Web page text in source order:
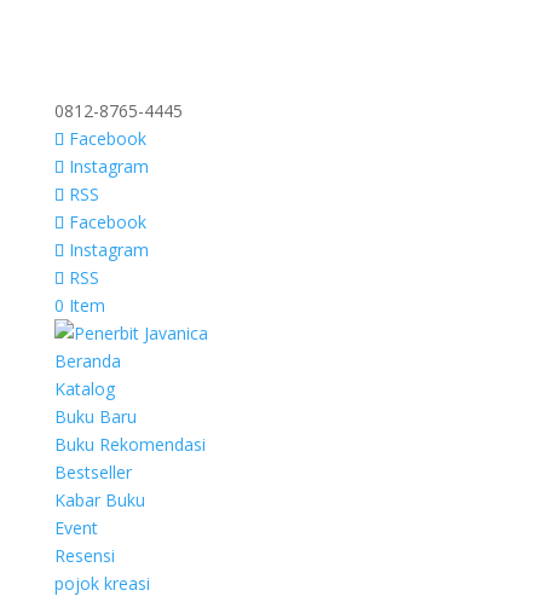
0812-8765-4445
Facebook
Instagram
RSS
Facebook
Instagram
RSS
0 Item
Beranda
Katalog
Buku Baru
Buku Rekomendasi
Bestseller
Kabar Buku
Event
Resensi
pojok kreasi